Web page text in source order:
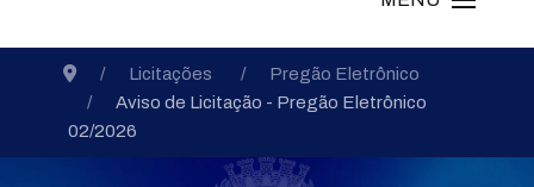
Licitações
Pregão Eletrônico
Aviso de Licitação - Pregão Eletrônico
02/2026